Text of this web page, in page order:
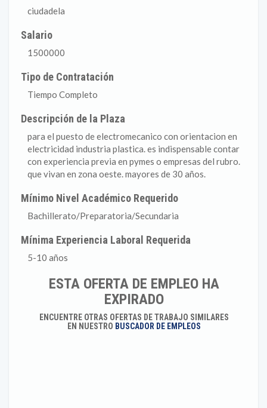
ciudadela
Salario
1500000
Tipo de Contratación
Tiempo Completo
Descripción de la Plaza
para el puesto de electromecanico con orientacion en
electricidad industria plastica. es indispensable contar
con experiencia previa en pymes o empresas del rubro.
que vivan en zona oeste. mayores de 30 años.
Mínimo Nivel Académico Requerido
Bachillerato/Preparatoria/Secundaria
Mínima Experiencia Laboral Requerida
5-10 años
ESTA OFERTA DE EMPLEO HA
EXPIRADO
ENCUENTRE OTRAS OFERTAS DE TRABAJO SIMILARES
EN NUESTRO BUSCADOR DE EMPLEOS